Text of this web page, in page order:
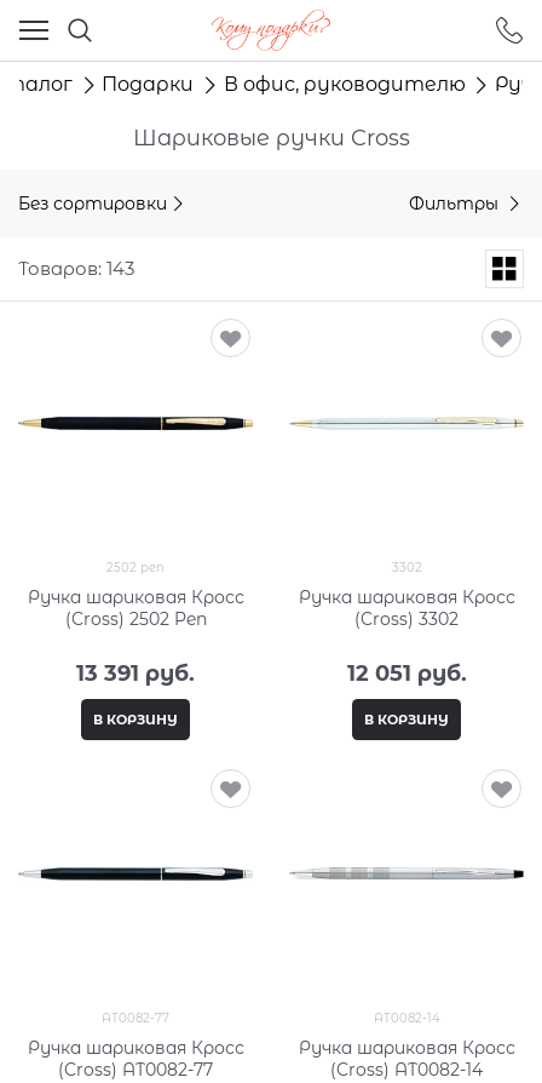
Подарки В офис, руководителю
Шариковые ручки Cross
Без сортировки Фильтры
Товаров: 143
2502 pen
Ручка шариковая Кросс
(Cross) 2502 Pen
13 391 руб.
В КОРЗИНУ
3302
Ручка шариковая Кросс
(Cross) 3302
12 051 руб.
В КОРЗИНУ
AT0082-77
Ручка шариковая Кросс
(Cross) AT0082-77
AT0082-14
Ручка шариковая Кросс
(Cross) AT0082-14
Ваш город - Москва,
угадали?
ДА НЕТ